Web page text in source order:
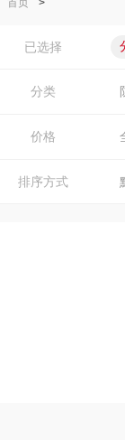
首页 >
已选择
分类
价格
排序方式